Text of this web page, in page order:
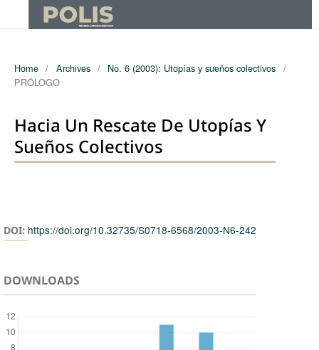
Home / Archives / No. 6 (2003): Utopías y sueños colectivos /
PRÓLOGO
Hacia Un Rescate De Utopías Y
Sueños Colectivos
DOI: https://doi.org/10.32735/S0718-6568/2003-N6-242
DOWNLOADS